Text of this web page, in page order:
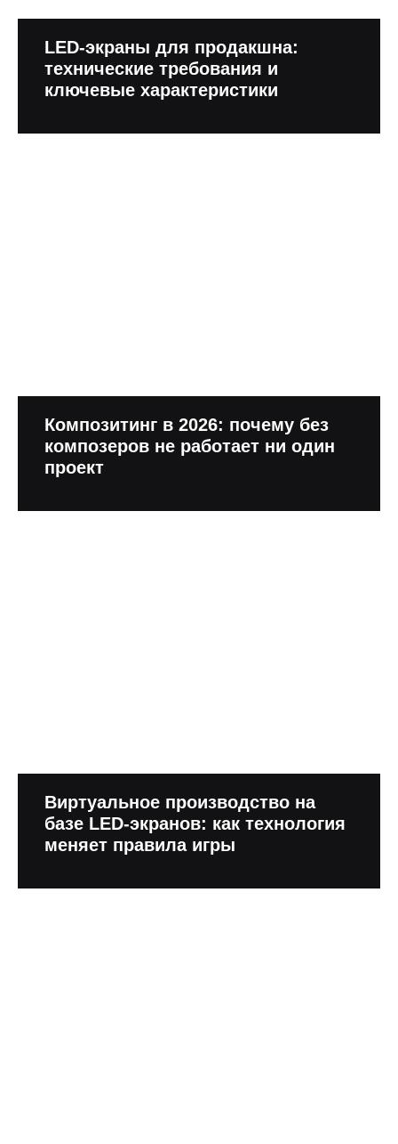
LED-экраны для продакшна:
технические требования и
ключевые характеристики
Композитинг в 2026: почему без
композеров не работает ни один
проект
Виртуальное производство на
базе LED-экранов: как технология
меняет правила игры